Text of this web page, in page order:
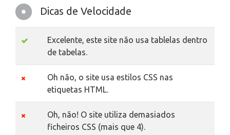
Dicas de Velocidade
Excelente, este site não usa tablelas dentro
de tabelas.
Oh não, o site usa estilos CSS nas
etiquetas HTML.
Oh, não! O site utiliza demasiados
ficheiros CSS (mais que 4).